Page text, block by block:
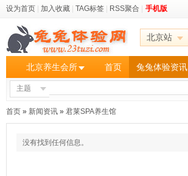
设为首页 加入收藏 TAG标签 RSS聚合 手机版
北京站
北京养生会所 首页 兔兔体验资讯
主题
首页 » 新闻资讯 » 君莱SPA养生馆
没有找到任何信息。